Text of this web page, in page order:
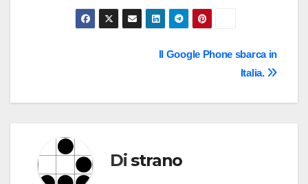
Il Google Phone sbarca in
Italia.
Distrano